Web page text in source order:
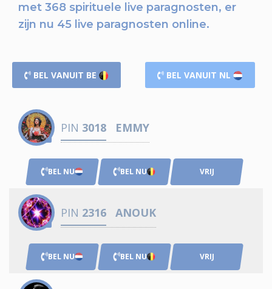
met 368 spirituele live paragnosten, er
zijn nu 45 live paragnosten online.
BEL VANUIT BE BEL VANUIT NL
PIN 3018 EMMY
BEL NU BEL NU VRIJ
PIN 2316 ANOUK
BEL NU BEL NU VRIJ